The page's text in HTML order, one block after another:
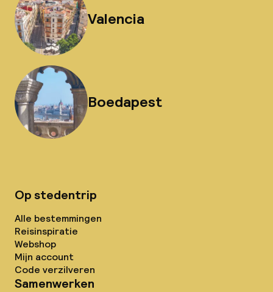
Valencia
Boedapest
Op stedentrip
Alle bestemmingen
Reisinspiratie
Webshop
Mijn account
Code verzilveren
Samenwerken